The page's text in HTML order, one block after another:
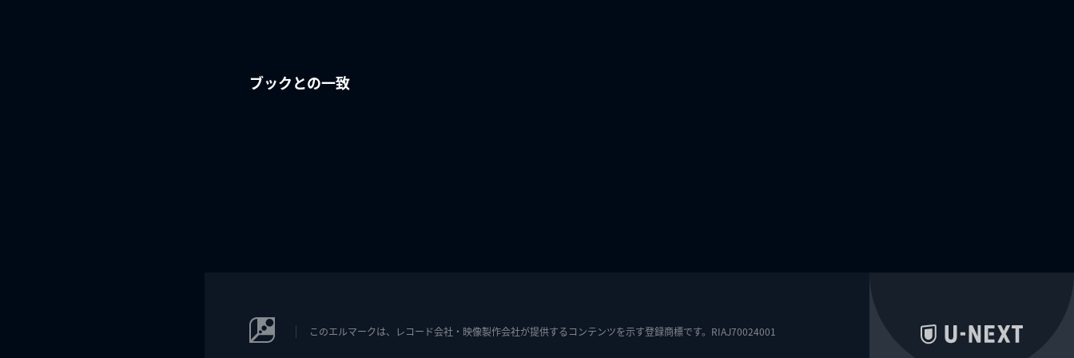
ブックとの一致
このエルマークは、レコード会社・映像製作会社が提供するコンテンツを示す登録商標です。RIAJ70024001